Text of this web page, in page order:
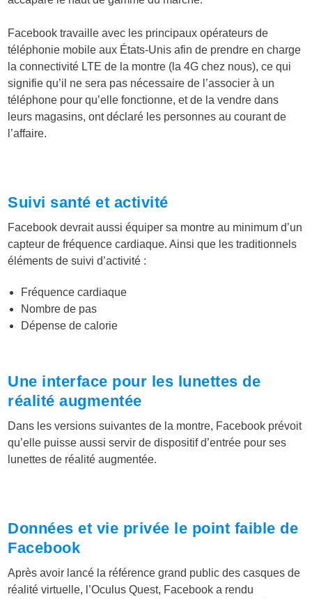
Facebook travaille avec les principaux opérateurs de
téléphonie mobile aux États-Unis afin de prendre en charge
la connectivité LTE de la montre (la 4G chez nous), ce qui
signifie qu’il ne sera pas nécessaire de l’associer à un
téléphone pour qu’elle fonctionne, et de la vendre dans
leurs magasins, ont déclaré les personnes au courant de
l’affaire.
Suivi santé et activité
Facebook devrait aussi équiper sa montre au minimum d’un
capteur de fréquence cardiaque. Ainsi que les traditionnels
éléments de suivi d’activité :
Fréquence cardiaque
Nombre de pas
Dépense de calorie
Une interface pour les lunettes de
réalité augmentée
Dans les versions suivantes de la montre, Facebook prévoit
qu’elle puisse aussi servir de dispositif d’entrée pour ses
lunettes de réalité augmentée.
Données et vie privée le point faible de
Facebook
Après avoir lancé la référence grand public des casques de
réalité virtuelle, l’Oculus Quest, Facebook a rendu